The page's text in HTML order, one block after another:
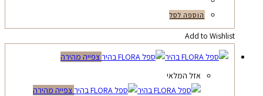
הוספה לסל
Add to Wishlist
צפייה מהירה
אזל המלאי
צפייה מהירה